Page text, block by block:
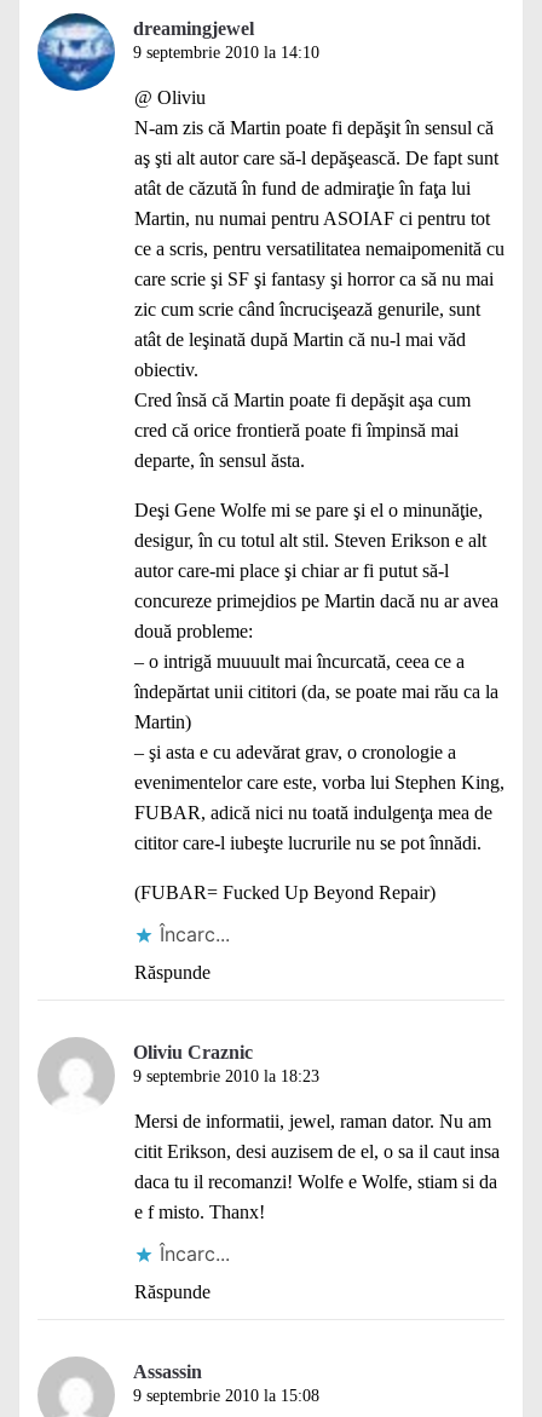
dreamingjewel
9 septembrie 2010 la 14:10
@ Oliviu
N-am zis că Martin poate fi depăşit în sensul că
aş şti alt autor care să-l depăşească. De fapt sunt
atât de căzută în fund de admiraţie în faţa lui
Martin, nu numai pentru ASOIAF ci pentru tot
ce a scris, pentru versatilitatea nemaipomenită cu
care scrie şi SF şi fantasy şi horror ca să nu mai
zic cum scrie când încrucişează genurile, sunt
atât de leşinată după Martin că nu-l mai văd
obiectiv.
Cred însă că Martin poate fi depăşit aşa cum
cred că orice frontieră poate fi împinsă mai
departe, în sensul ăsta.
Deşi Gene Wolfe mi se pare şi el o minunăţie,
desigur, în cu totul alt stil. Steven Erikson e alt
autor care-mi place şi chiar ar fi putut să-l
concureze primejdios pe Martin dacă nu ar avea
două probleme:
– o intrigă muuuult mai încurcată, ceea ce a
îndepărtat unii cititori (da, se poate mai rău ca la
Martin)
– şi asta e cu adevărat grav, o cronologie a
evenimentelor care este, vorba lui Stephen King,
FUBAR, adică nici nu toată indulgenţa mea de
cititor care-l iubeşte lucrurile nu se pot înnădi.
(FUBAR= Fucked Up Beyond Repair)
Încarc...
Răspunde
Oliviu Craznic
9 septembrie 2010 la 18:23
Mersi de informatii, jewel, raman dator. Nu am
citit Erikson, desi auzisem de el, o sa il caut insa
daca tu il recomanzi! Wolfe e Wolfe, stiam si da
e f misto. Thanx!
Încarc...
Răspunde
Assassin
9 septembrie 2010 la 15:08